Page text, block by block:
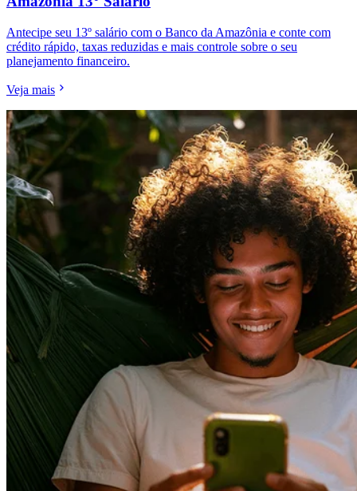
Antecipe seu 13º salário com o Banco da Amazônia e conte com
crédito rápido, taxas reduzidas e mais controle sobre o seu
planejamento financeiro.
Veja mais